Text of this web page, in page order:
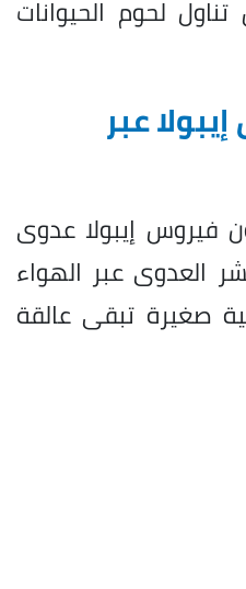
لحوم الحيوانات
عبر
فيروس إيبولا عدوى
العدوى عبر الهواء
صغيرة تبقى عالقة